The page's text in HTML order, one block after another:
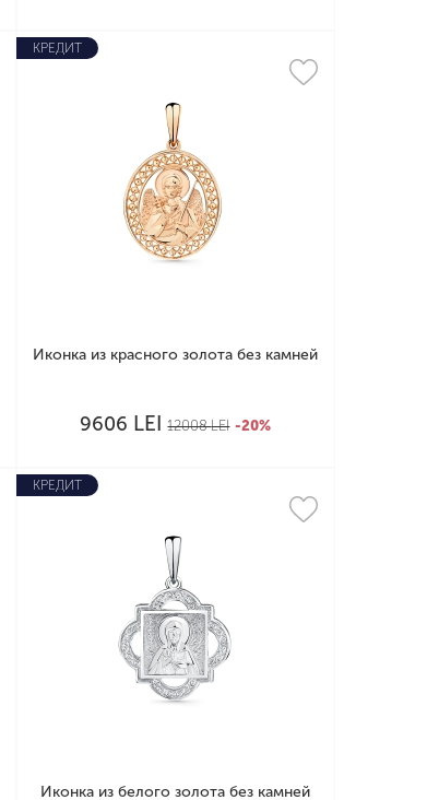
КРЕДИТ
Иконка из красного золота без камней
9606 LEI 12008LEI -20%
КРЕДИТ
Иконка из белого золота без камней